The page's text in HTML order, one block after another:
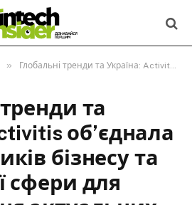
» Глобальні тренди та Україна: Activitis об’єднала представників бізнесу та фінансової сфери для обговорення актуальних питань
та
об’єднала
бізнесу та
сфери для